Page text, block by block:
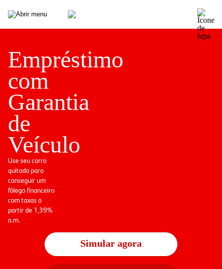
Empréstimo
com
Garantia
de
Veículo
Use seu carro
quitado para
conseguir um
fôlego financeiro
com taxas a
partir de 1,39%
a.m.
Simular agora